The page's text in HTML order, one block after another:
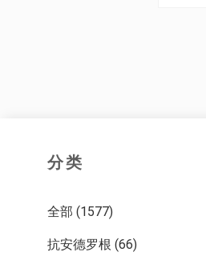
分类
全部 (1577)
抗安德罗根 (66)